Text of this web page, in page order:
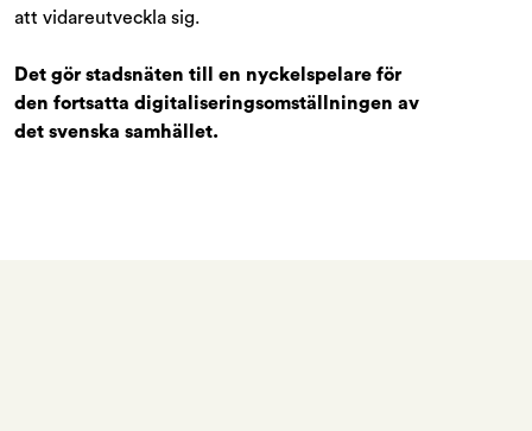
att vidareutveckla sig.
Det gör stadsnäten till en nyckelspelare för
den fortsatta digitaliseringsomställningen av
det svenska samhället.